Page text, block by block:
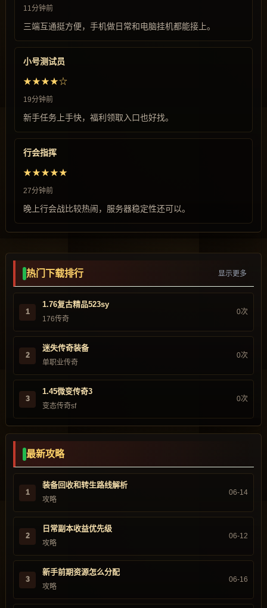
11分钟前
三端互通挺方便，手机做日常和电脑挂机都能接上。
小号测试员
★★★★☆
19分钟前
新手任务上手快，福利领取入口也好找。
行会指挥
★★★★★
27分钟前
晚上行会战比较热闹，服务器稳定性还可以。
热门下载排行 显示更多
1
1.76复古精品523sy
176传奇
0次
2
迷失传奇装备
单职业传奇
0次
3
1.45微变传奇3
变态传奇sf
0次
最新攻略
1
装备回收和转生路线解析
攻略
06-14
2
日常副本收益优先级
攻略
06-12
3
新手前期资源怎么分配
攻略
06-16